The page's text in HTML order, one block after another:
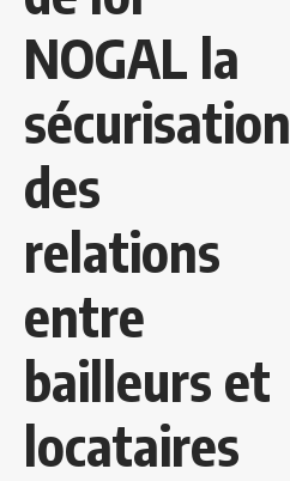
NOGAL la
sécurisation
des
relations
entre
bailleurs et
locataires